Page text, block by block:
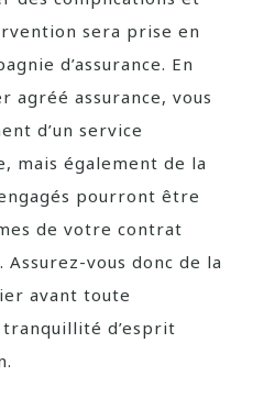
sera prise en
d’assurance. En
agréé assurance, vous
d’un service
mais également de la
pourront être
de votre contrat
Assurez-vous donc de la
avant toute
d’esprit